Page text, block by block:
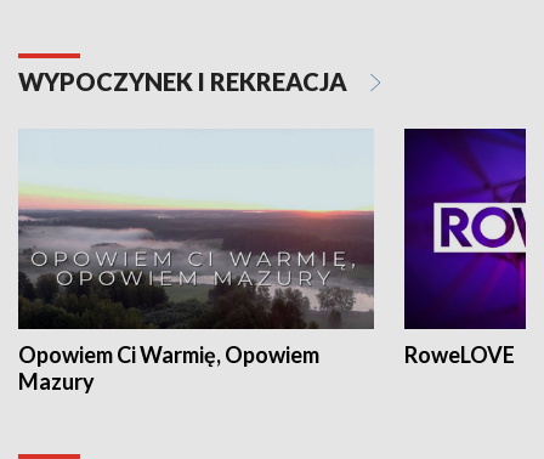
WYPOCZYNEK I REKREACJA
Opowiem Ci Warmię, Opowiem
Mazury
RoweLOVE